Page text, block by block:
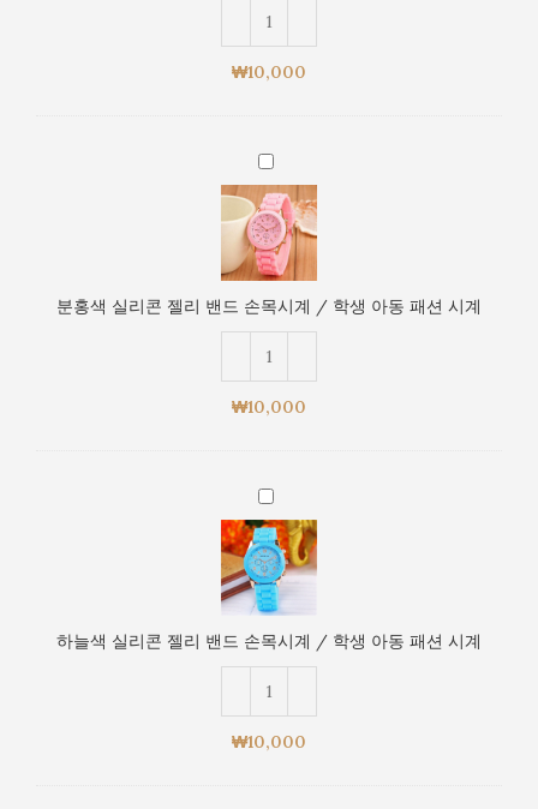
션
시
계
손
목
/
학
생
아
동
패
션
시
계
₩10,000
분
홍
색
실
리
젤
드
손
계
/
학
생
아
동
패
션
시
계
분홍색 실리콘 젤리 밴드 손목시계 / 학생 아동 패션 시계
₩10,000
하
늘
색
실
리
젤
드
손
하늘색 실리콘 젤리 밴드 손목시계 / 학생 아동 패션 시계
₩10,000